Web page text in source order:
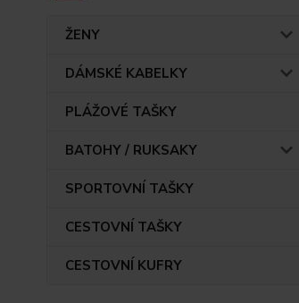
ŽENY
DÁMSKÉ KABELKY
PLÁŽOVÉ TAŠKY
BATOHY / RUKSAKY
SPORTOVNÍ TAŠKY
CESTOVNÍ TAŠKY
CESTOVNÍ KUFRY